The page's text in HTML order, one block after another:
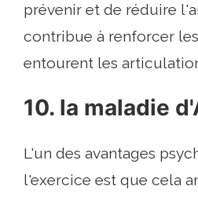
prévenir et de réduire
contribue à renforcer
entourent les
10. la maladie
L'un des avantages
l'exercice est que cela